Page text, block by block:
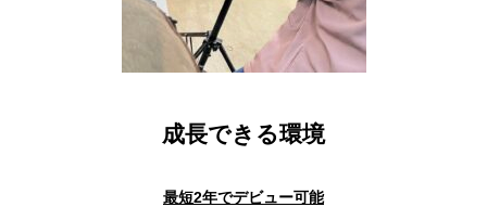
成長できる環境
最短2年でデビュー可能